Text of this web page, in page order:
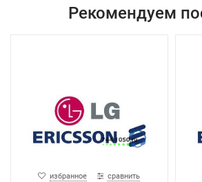
Рекомендуем
избранное сравнить